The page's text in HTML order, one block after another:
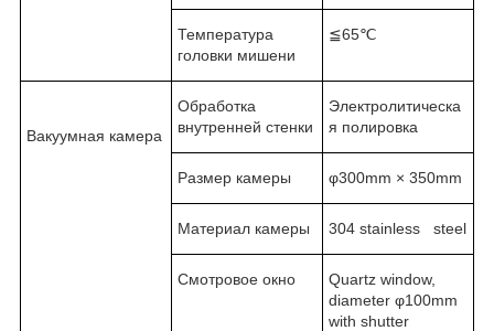
Температура
головки мишени
≦65℃
Вакуумная камера
Обработка
внутренней стенки
Электролитическа
я полировка
Размер камеры φ300mm × 350mm
Материал камеры 304 stainless steel
Смотровое окно
Quartz window,
diameter φ100mm
with shutter